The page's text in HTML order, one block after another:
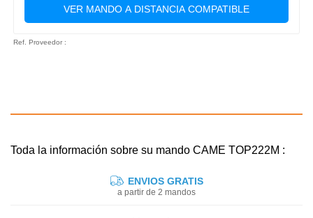
VER MANDO A DISTANCIA COMPATIBLE
Ref. Proveedor :
Toda la información sobre su mando CAME TOP222M :
ENVIOS GRATIS
a partir de 2 mandos